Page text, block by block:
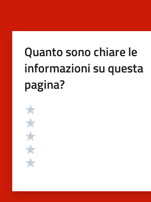
Quanto sono chiare le
informazioni su questa
pagina?
Valutazione